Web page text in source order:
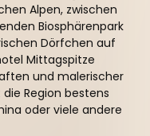
Alpen, zwischen
Biosphärenpark
Dörfchen auf
Mittagspitze
und malerischer
Region bestens
oder viele andere